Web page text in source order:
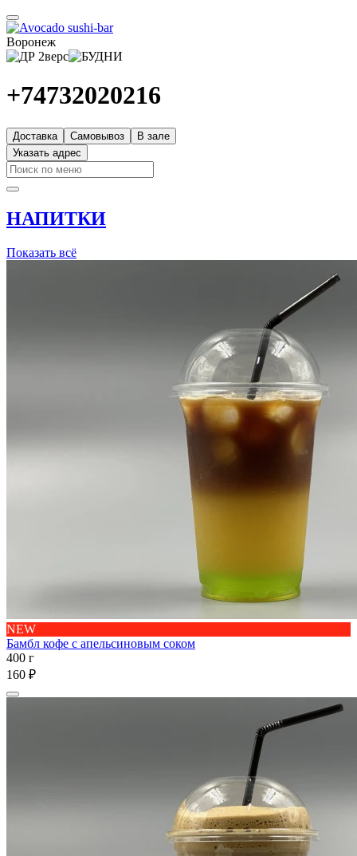
Воронеж
+74732020216
Доставка Самовывоз
В зале
Указать адрес
НАПИТКИ
Показать всё
NEW
Бамбл кофе с апельсиновым соком
400 г
160 ₽